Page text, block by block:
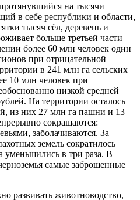
на тысячи
в себе республики и области,
тысяч сёл, деревень и
больше третьей части
более 60 млн человек один
при отрицательной
в 241 млн га сельских
10 млн человек при
низкой средней
На территории осталось
из них 27 млн га пашни и 13
сокращаются:
заболачиваются. За
земель сократилось
уменьшились в три раза. В
самые заброшенные
развивать животноводство,